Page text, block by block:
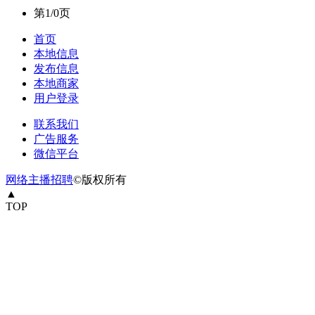
第1/0页
首页
本地信息
发布信息
本地商家
用户登录
联系我们
广告服务
微信平台
网络主播招聘©版权所有
▲
TOP